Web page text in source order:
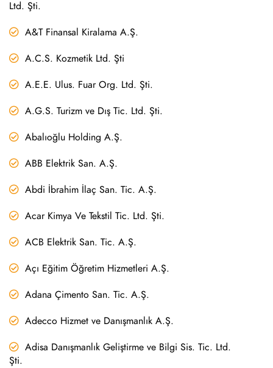
Ltd. Şti.
A&T Finansal Kiralama A.Ş.
A.C.S. Kozmetik Ltd. Şti
A.E.E. Ulus. Fuar Org. Ltd. Şti.
A.G.S. Turizm ve Dış Tic. Ltd. Şti.
Abalıoğlu Holding A.Ş.
ABB Elektrik San. A.Ş.
Abdi İbrahim İlaç San. Tic. A.Ş.
Acar Kimya Ve Tekstil Tic. Ltd. Şti.
ACB Elektrik San. Tic. A.Ş.
Açı Eğitim Öğretim Hizmetleri A.Ş.
Adana Çimento San. Tic. A.Ş.
Adecco Hizmet ve Danışmanlık A.Ş.
Adisa Danışmanlık Geliştirme ve Bilgi Sis. Tic. Ltd.
Şti.